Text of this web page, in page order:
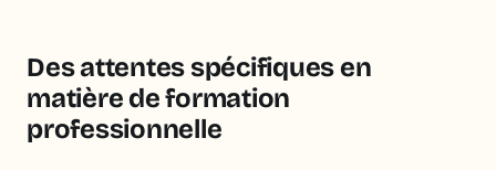
Des attentes spécifiques en
matière de formation
professionnelle